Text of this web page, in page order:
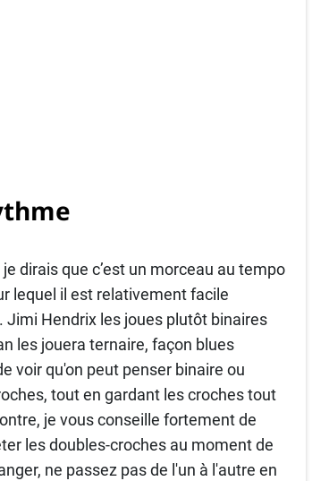
dirais que c’est un morceau au tempo
lequel il est relativement facile
Hendrix les joues plutôt binaires
les jouera ternaire, façon blues
voir qu'on peut penser binaire ou
tout en gardant les croches tout
je vous conseille fortement de
les doubles-croches au moment de
ne passez pas de l'un à l'autre en